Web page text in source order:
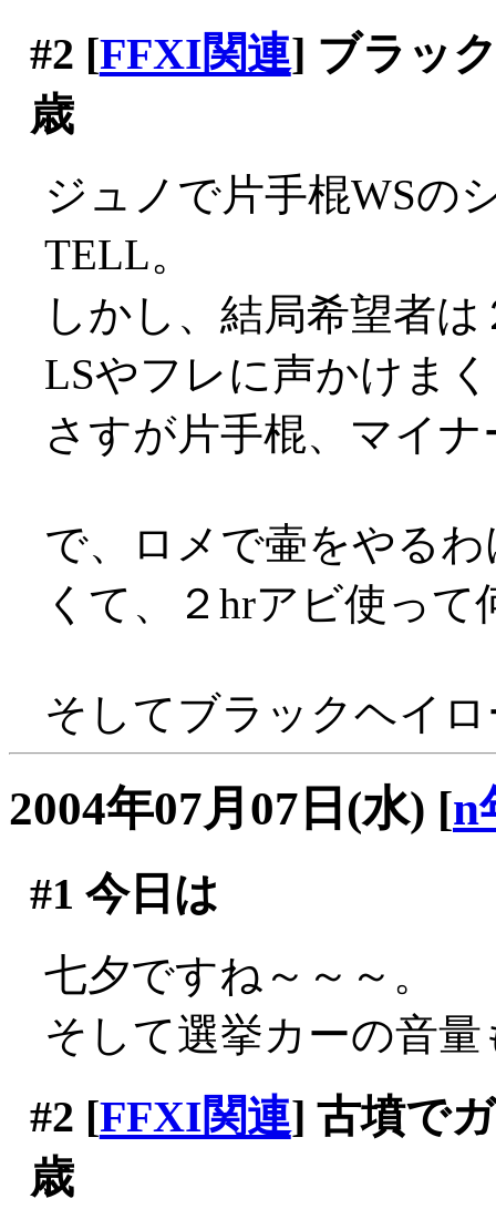
#2 [FFXI関連] ブラッ
歳
ジュノで片手棍WSの
TELL。
しかし、結局希望者
LSやフレに声かけま
さすが片手棍、マイ
で、ロメで壷をやる
くて、２hrアビ使っ
そしてブラックヘイ
2004年07月07日(水) [n
#1 今日は
七夕ですね～～～。
そして選挙カーの音
#2 [FFXI関連] 古墳で
歳